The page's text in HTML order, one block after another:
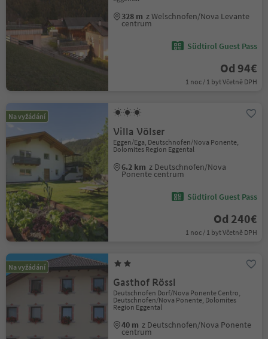
328 m z Welschnofen/Nova Levante
centrum
Südtirol Guest Pass
Od 94€
1 noc / 1 byt Včetně DPH
Na vyžádání
Villa Völser
Eggen/Ega, Deutschnofen/Nova Ponente,
Dolomites Region Eggental
6.2 km z Deutschnofen/Nova
Ponente centrum
Südtirol Guest Pass
Od 240€
1 noc / 1 byt Včetně DPH
Na vyžádání
Gasthof Rössl
Deutschnofen Dorf/Nova Ponente Centro,
Deutschnofen/Nova Ponente, Dolomites
Region Eggental
40 m z Deutschnofen/Nova Ponente
centrum